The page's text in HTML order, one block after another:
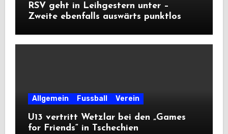
RSV geht in Leihgestern unter –
Zweite ebenfalls auswärts punktlos
Allgemein Fussball Verein
U13 vertritt Wetzlar bei den „Games
for Friends“ in Tschechien